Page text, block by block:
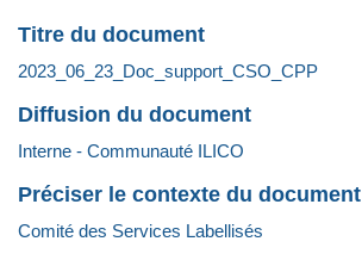
Titre du document
2023_06_23_Doc_support_CSO_CPP
Diffusion du document
Interne - Communauté ILICO
Préciser le contexte du document
Comité des Services Labellisés